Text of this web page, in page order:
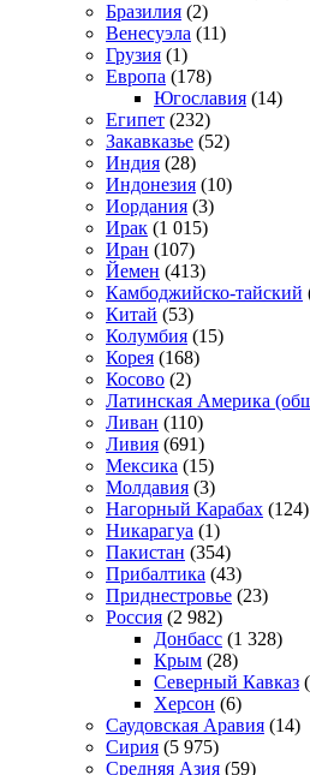
Бразилия (2)
Венесуэла (11)
Грузия (1)
Европа (178)
Югославия (14)
Египет (232)
Закавказье (52)
Индия (28)
Индонезия (10)
Иордания (3)
Ирак (1 015)
Иран (107)
Йемен (413)
Камбоджийско-тайский
Китай (53)
Колумбия (15)
Корея (168)
Косово (2)
Латинская Америка
Ливан (110)
Ливия (691)
Мексика (15)
Молдавия (3)
Нагорный Карабах (124)
Никарагуа (1)
Пакистан (354)
Прибалтика (43)
Приднестровье (23)
Россия (2 982)
Донбасс (1 328)
Крым (28)
Северный Кавказ
Херсон (6)
Саудовская Аравия (14)
Сирия (5 975)
Средняя Азия (59)